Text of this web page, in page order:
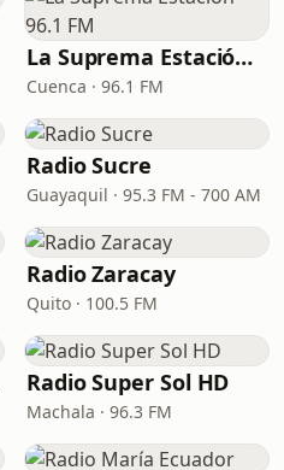
La Suprema Estación 96.1 FM
Cuenca · 96.1 FM
Radio Sucre
Guayaquil · 95.3 FM - 700 AM
Radio Zaracay
Quito · 100.5 FM
Radio Super Sol HD
Machala · 96.3 FM